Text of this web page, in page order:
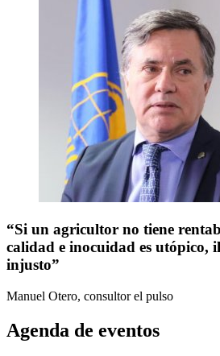
“Si un agricultor no tiene
calidad e inocuidad es utópico,
injusto”
Manuel Otero, consultor el pulso
Agenda de eventos